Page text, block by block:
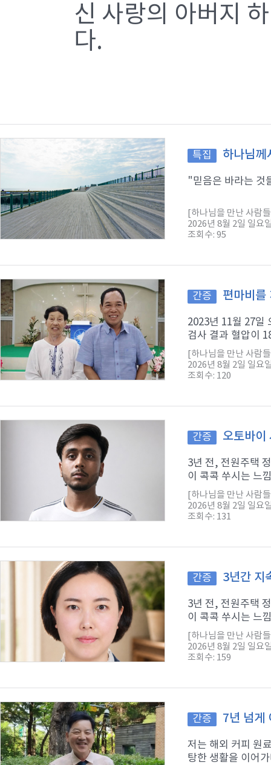
신 사랑의 아버지
다.
특집 하나님께
"믿음은 바라는 것
[하나님을 만난 사람
2026년 8월 2일 일요
조회수: 95
간증 편마비를
2023년 11월 27일
검사 결과 혈압이
[하나님을 만난 사람
2026년 8월 2일 일요
조회수: 120
간증 오토바이
3년 전, 전원주택
이 콕콕 쑤시는 느
[하나님을 만난 사람
2026년 8월 2일 일요
조회수: 131
간증 3년간 지
3년 전, 전원주택
이 콕콕 쑤시는 느
[하나님을 만난 사람
2026년 8월 2일 일요
조회수: 159
간증 7년 넘게
저는 해외 커피 원
탕한 생활을 이어